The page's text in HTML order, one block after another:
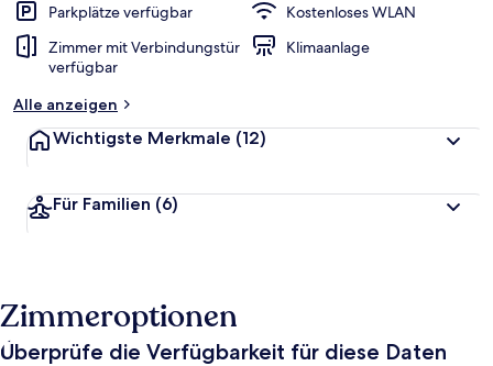
Parkplätze verfügbar
Kostenloses WLAN
Zimmer mit Verbindungstür
verfügbar
Klimaanlage
Alle anzeigen
Wichtigste Merkmale (12)
Für Familien (6)
Zimmeroptionen
Überprüfe die Verfügbarkeit für diese Daten